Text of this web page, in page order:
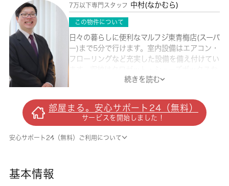
7万以下専門スタッフ 中村(なかむら)
この物件について
日々の暮らしに便利なマルフジ東青梅店(スーパ
ー)まで5分で行けます。室内設備はエアコン・
フローリングなど充実した設備を備え付けてい
どが備え付けられているので、衣類や日用品の
していただければ対応いたします。社会人でも
料理を楽しみたい方は、1DKをご検討下さ
い。法人のお客様のご契約希望です。当社で
は、青梅線東青梅周辺の多種多様な賃貸情報を
続きを読む
部屋まる。安心サポート24（無料）
サービスを開始しました！
安心サポート24（無料）ご利用について
基本情報